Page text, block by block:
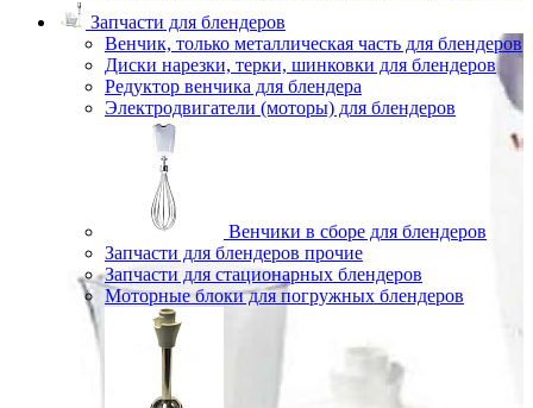
Запчасти для блендеров
Венчик, только металлическая часть для блендеров
Диски нарезки, терки, шинковки для блендеров
Редуктор венчика для блендера
Электродвигатели (моторы) для блендеров
Венчики в сборе для блендеров
Запчасти для блендеров прочие
Запчасти для стационарных блендеров
Моторные блоки для погружных блендеров